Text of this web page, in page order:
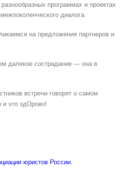
программах и проектах
диалога.
на предложения партнеров и
далекое сострадание — она в
встречи говорят о самом
и это здОрово!